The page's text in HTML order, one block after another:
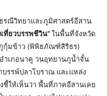
ธรณีวิทยาและภูมิศาสตร์อีสาน
ที่ยวบรรพชีวิน”ในพื้นที่จังหวัด
กุ้มข้าว (พิพิธภัณฑ์สิริธร)
ำเภอนาคู วนอุทยานภูน้ำจั้น
รรพ์ปลาโบราณ และแหล่ง
ชี้ให้เห็นว่า พื้นที่ภาคอีสานเคย